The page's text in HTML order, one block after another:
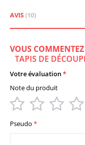
AVIS 10
VOUS
TAPIS DE
Votre évaluation
Note du produit
1
star
2
stars
3
stars
Pseudo